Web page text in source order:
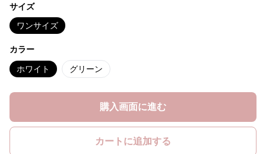
サイズ
ワンサイズ
カラー
ホワイト グリーン
購入画面に進む
カートに追加する